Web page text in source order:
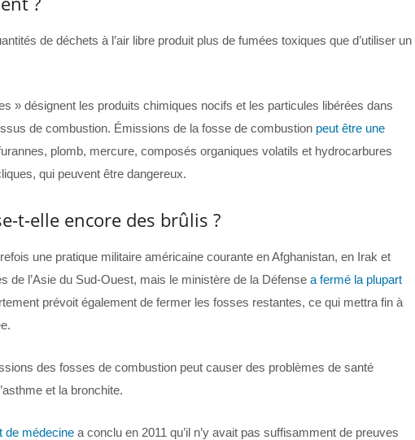
de déchets à l’air libre produit plus de fumées toxiques que d’utiliser un
» désignent les produits chimiques nocifs et les particules libérées dans
de combustion. Émissions de la fosse de combustion peut être une
plomb, mercure, composés organiques volatils et hydrocarbures
qui peuvent être dangereux.
t-elle encore des brûlis ?
une pratique militaire américaine courante en Afghanistan, en Irak et
de l’Asie du Sud-Ouest, mais le ministère de la Défense a fermé la plupart
prévoit également de fermer les fosses restantes, ce qui mettra fin à
des fosses de combustion peut causer des problèmes de santé
et la bronchite.
de médecinea conclu en 2011 qu’il n’y avait pas suffisamment de preuves